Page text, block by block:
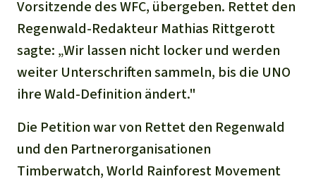
Vorsitzende des WFC, übergeben. Rettet den
Regenwald-Redakteur Mathias Rittgerott
sagte: „Wir lassen nicht locker und werden
weiter Unterschriften sammeln, bis die UNO
ihre Wald-Definition ändert."
Die Petition war von Rettet den Regenwald
und den Partnerorganisationen
Timberwatch, World Rainforest Movement